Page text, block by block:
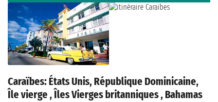
Caraïbes: États Unis, République Dominicaine,
Île vierge , Îles Vierges britanniques , Bahamas